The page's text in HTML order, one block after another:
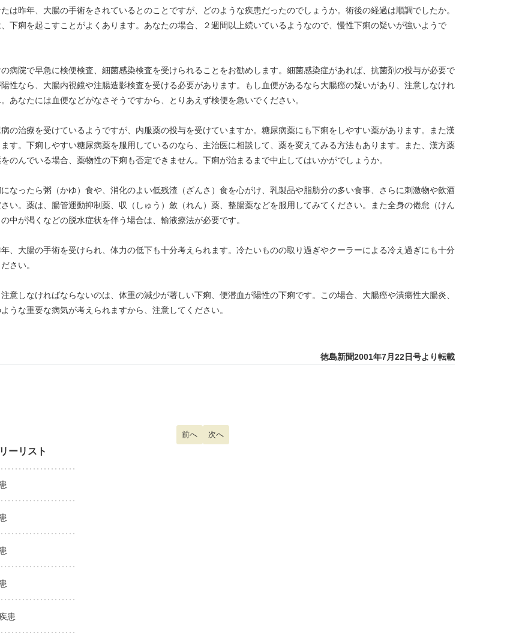
は昨年、大腸の手術をされているとのことですが、どのような疾患だったのでしょうか。術後の経過は順調でしたか。
下痢を起こすことがよくあります。あなたの場合、２週間以上続いているようなので、慢性下痢の疑いが強いようで
病院で早急に検便検査、細菌感染検査を受けられることをお勧めします。細菌感染症があれば、抗菌剤の投与が必要で
性なら、大腸内視鏡や注腸造影検査を受ける必要があります。もし血便があるなら大腸癌の疑いがあり、注意しなけれ
あなたには血便などがなさそうですから、とりあえず検便を急いでください。
の治療を受けているようですが、内服薬の投与を受けていますか。糖尿病薬にも下痢をしやすい薬があります。また漢
す。下痢しやすい糖尿病薬を服用しているのなら、主治医に相談して、薬を変えてみる方法もあります。また、漢方薬
のんでいる場合、薬物性の下痢も否定できません。下痢が治まるまで中止してはいかがでしょうか。
なったら粥（かゆ）食や、消化のよい低残渣（ざんさ）食を心がけ、乳製品や脂肪分の多い食事、さらに刺激物や飲酒
い。薬は、腸管運動抑制薬、収（しゅう）斂（れん）薬、整腸薬などを服用してみてください。また全身の倦怠（けん
中が渇くなどの脱水症状を伴う場合は、輸液療法が必要です。
、大腸の手術を受けられ、体力の低下も十分考えられます。冷たいものの取り過ぎやクーラーによる冷え過ぎにも十分
さい。
意しなければならないのは、体重の減少が著しい下痢、便潜血が陽性の下痢です。この場合、大腸癌や潰瘍性大腸炎、
うな重要な病気が考えられますから、注意してください。
徳島新聞2001年7月22日号より転載
前の記事へ: 急性腰痛
前へ 次の記事へ: 後天性色素細胞母斑
次へ
ーリスト
患